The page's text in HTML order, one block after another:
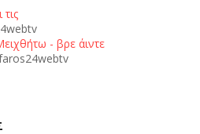
- βρε άιντε